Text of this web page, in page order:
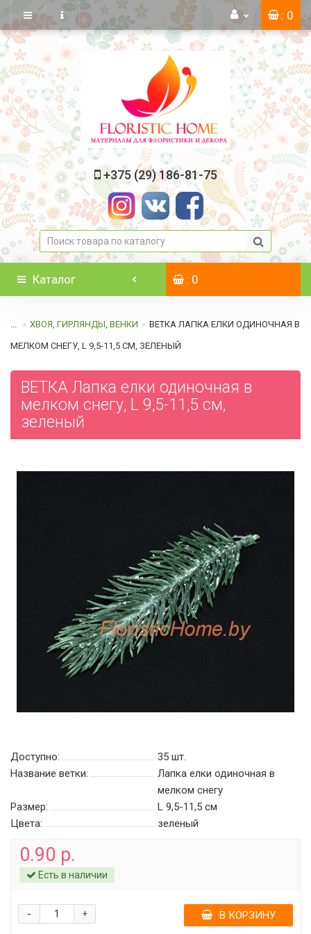
: 0
+375 (29) 186-81-75
Каталог : 0
... ХВОЯ, ГИРЛЯНДЫ, ВЕНКИ ВЕТКА ЛАПКА ЕЛКИ ОДИНОЧНАЯ В
МЕЛКОМ СНЕГУ, L 9,5-11,5 СМ, ЗЕЛЕНЫЙ
ВЕТКА Лапка елки одиночная в
мелком снегу, L 9,5-11,5 см,
зеленый
Доступно: 35 шт.
Название ветки:
Лапка елки одиночная в
мелком снегу
Размер:
L 9,5-11,5 см
Цвета:
зеленый
0.90 р.
Есть в наличии
+
- В КОРЗИНУ